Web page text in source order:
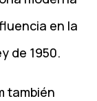
en la
de 1950.
también